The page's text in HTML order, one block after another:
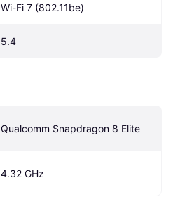
Wi-Fi 7 (802.11be)
5.4
Qualcomm Snapdragon 8 Elite
4.32 GHz